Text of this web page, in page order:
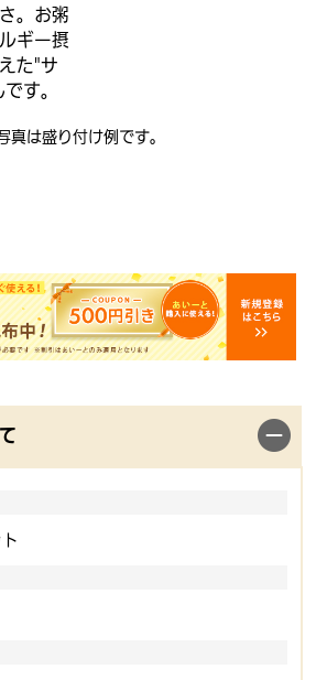
。お粥
ギー摂
た"サ
す。
真は盛り付け例です。